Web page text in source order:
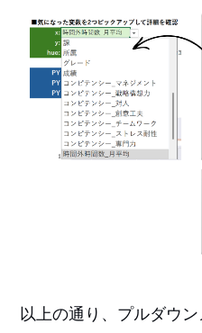
以上の通り、プルダウ